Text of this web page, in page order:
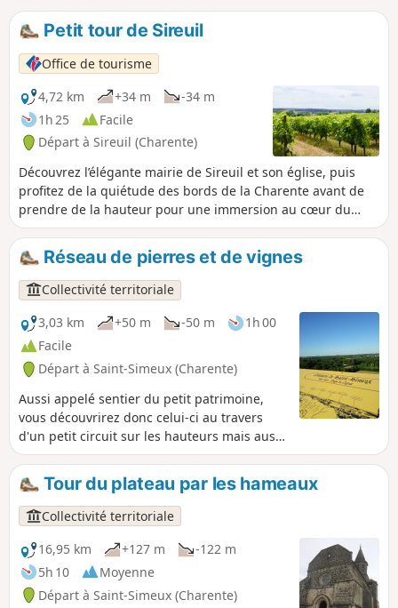
Petit tour de Sireuil
Office de tourisme
4,72 km
+34 m
-34 m
1h 25
Facile
Départ à Sireuil (Charente)
Découvrez l’élégante mairie de Sireuil et son église, puis
profitez de la quiétude des bords de la Charente avant de
prendre de la hauteur pour une immersion au cœur du
vignoble du Cognac.
Réseau de pierres et de vignes
Collectivité territoriale
3,03 km
+50 m -50 m
1h 00
Facile
Départ à Saint-Simeux (Charente)
Aussi appelé sentier du petit patrimoine,
vous découvrirez donc celui-ci au travers
d'un petit circuit sur les hauteurs mais aussi
sur les rives de la Charente.
Tour du plateau par les hameaux
Collectivité territoriale
16,95 km
+127 m
-122 m
5h 10
Moyenne
Départ à Saint-Simeux (Charente)